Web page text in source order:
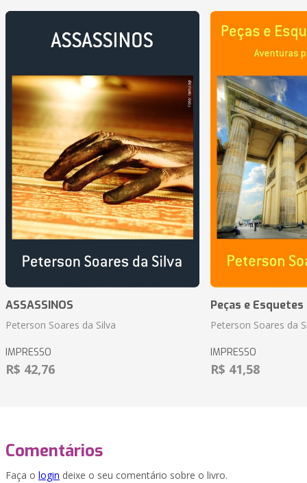
ASSASSINOS
Peterson Soares da Silva
IMPRESSO
R$ 42,76
Peças e
Peterson Soares da
IMPRESSO
R$ 41,58
Comentários
Faça o login deixe o seu comentário sobre o livro.